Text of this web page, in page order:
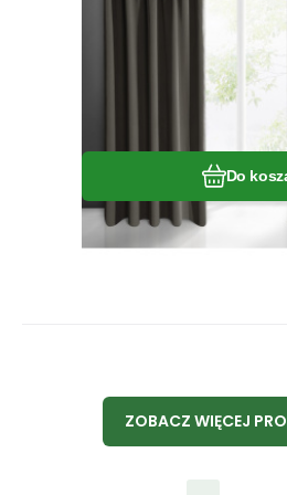
Do
Ulubiony
Porównać
ZOBACZ WIĘCEJ